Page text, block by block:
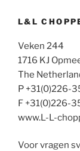
L&L
Veken 244
1716 KJ
The
P +31(0)226-
F +31(0)226-
www.L-L-
Voor vragen